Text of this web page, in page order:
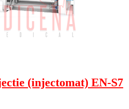
(injectomat) EN-S7